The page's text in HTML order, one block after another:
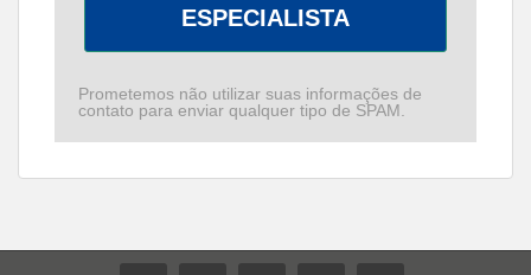
ESPECIALISTA
Prometemos não utilizar suas informações de
contato para enviar qualquer tipo de SPAM.